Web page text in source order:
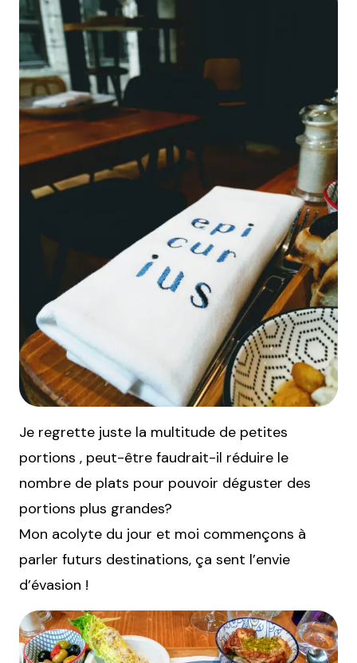
Je regrette juste la multitude de petites
portions , peut-être faudrait-il réduire le
nombre de plats pour pouvoir déguster des
portions plus grandes?
Mon acolyte du jour et moi commençons à
parler futurs destinations, ça sent l’envie
d’évasion !